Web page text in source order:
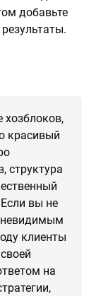
добавьте
хозблоков,
красивый
структура
вы не
невидимым
клиенты
на